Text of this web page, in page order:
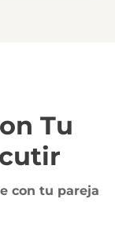
Tu
con tu pareja